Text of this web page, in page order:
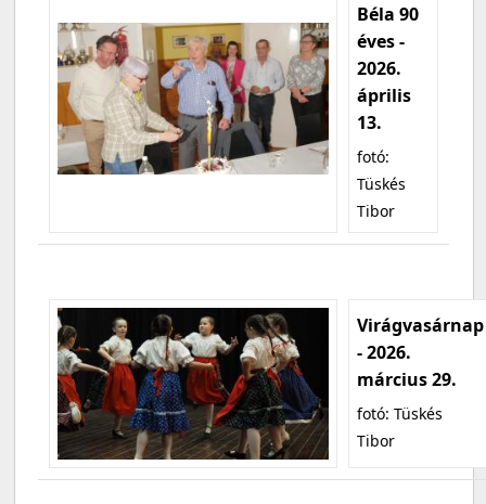
Béla 90
éves -
2026.
április
13.
fotó:
Tüskés
Tibor
Virágvasárnap
- 2026.
március 29.
fotó: Tüskés
Tibor